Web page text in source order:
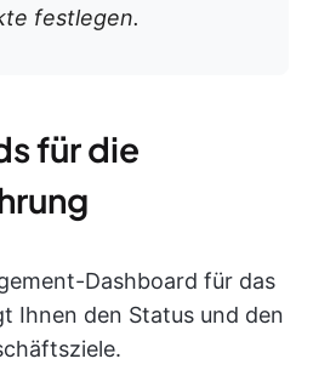
festlegen.
für die
Dashboard für das
Ihnen den Status und den